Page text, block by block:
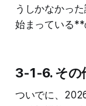
うしかなかっ
始まっている**
3-1-6. その
ついでに、